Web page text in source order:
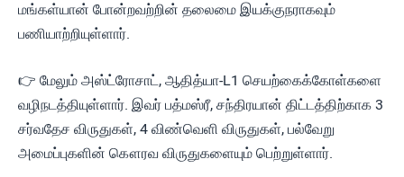
மங்கள்யான் போன்றவற்றின் தலைமை இயக்குநராகவும்
பணியாற்றியுள்ளார்.
👉 மேலும் அஸ்ட்ரோசாட், ஆதித்யா-L1 செயற்கைக்கோள்களை
வழிநடத்தியுள்ளார். இவர் பத்மஸ்ரீ, சந்திரயான் திட்டத்திற்காக 3
சர்வதேச விருதுகள், 4 விண்வெளி விருதுகள், பல்வேறு
அமைப்புகளின் கௌரவ விருதுகளையும் பெற்றுள்ளார்.